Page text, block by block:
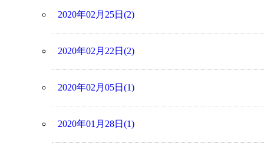
2020年02月25日(2)
2020年02月22日(2)
2020年02月05日(1)
2020年01月28日(1)